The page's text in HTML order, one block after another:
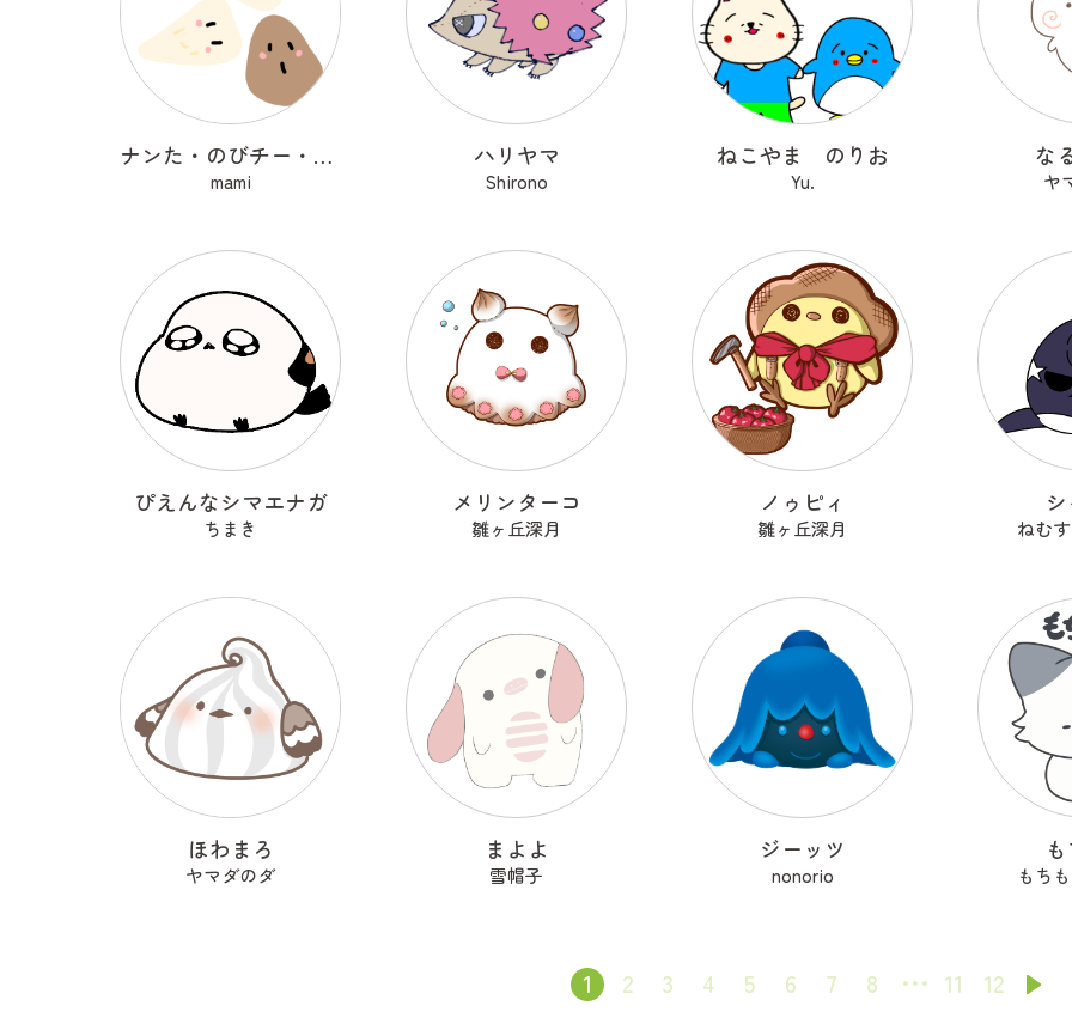
ナンた・のびチー・ショコナン
mami
ハリヤマ
Shirono
ねこやま のりお
Yu.
な
ヤ
ぴえんなシマエナガ
ちまき
メリンターコ
雛ヶ丘深月
ノゥピィ
雛ヶ丘深月 ねむ
ほわまろ
ヤマダのダ
まよよ
雪帽子
ジーッツ
nonorio もち
1 2 3 4 5 6 7 8 11 12